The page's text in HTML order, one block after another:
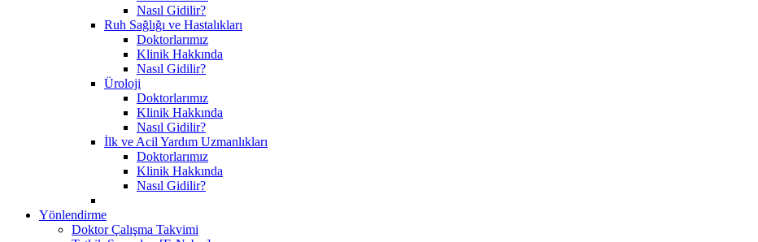
Nasıl Gidilir?
Ruh Sağlığı ve Hastalıkları
Doktorlarımız
Klinik Hakkında
Nasıl Gidilir?
Üroloji
Doktorlarımız
Klinik Hakkında
Nasıl Gidilir?
İlk ve Acil Yardım Uzmanlıkları
Doktorlarımız
Klinik Hakkında
Nasıl Gidilir?
Yönlendirme
Doktor Çalışma Takvimi